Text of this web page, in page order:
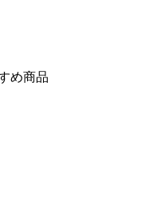
め商品